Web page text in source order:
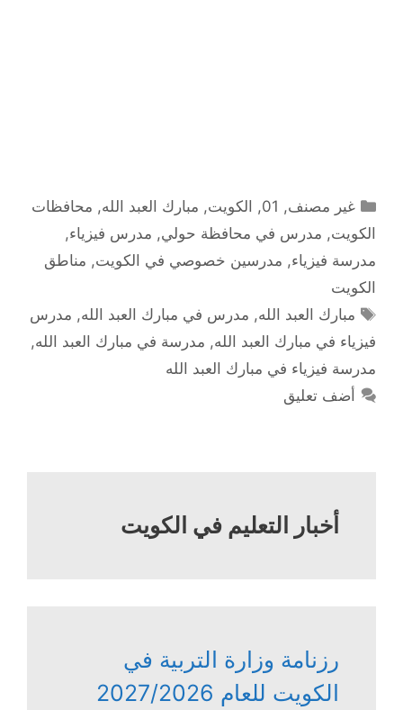
التصنيفات
غير مصنف,
01
, الكويت, مبارك العبد الله, محافظات
الكويت, مدرس في محافظة حولي, مدرس فيزياء,
مدرسة فيزياء, مدرسين خصوصي في الكويت, مناطق
الكويت
الوسوم
مبارك العبد الله, مدرس في مبارك العبد الله, مدرس
فيزياء في مبارك العبد الله, مدرسة في مبارك العبد الله,
مدرسة فيزياء في مبارك العبد الله
أضف تعليق
أخبار التعليم في الكويت
رزنامة وزارة التربية في
الكويت للعام 2027/2026